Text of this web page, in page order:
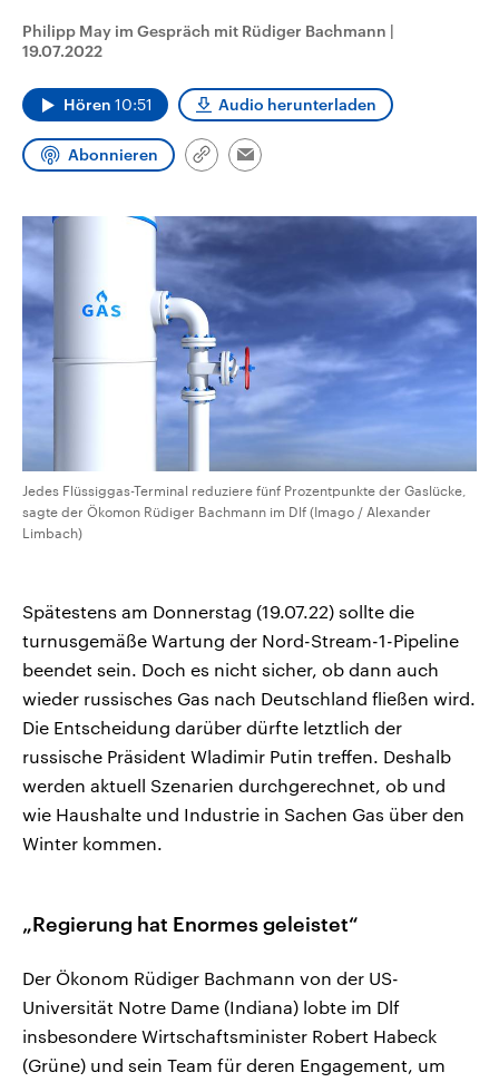
Philipp May im Gespräch mit Rüdiger Bachmann |
19.07.2022
Hören 10:51 Audio herunterladen
Abonnieren
Link
Email
Jedes Flüssiggas-Terminal reduziere fünf Prozentpunkte der Gaslücke,
sagte der Ökomon Rüdiger Bachmann im Dlf (Imago / Alexander
Limbach)
Spätestens am Donnerstag (19.07.22) sollte die
turnusgemäße Wartung der Nord-Stream-1-Pipeline
beendet sein. Doch es nicht sicher, ob dann auch
wieder russisches Gas nach Deutschland fließen wird.
Die Entscheidung darüber dürfte letztlich der
russische Präsident Wladimir Putin treffen. Deshalb
werden aktuell Szenarien durchgerechnet, ob und
wie Haushalte und Industrie in Sachen Gas über den
Winter kommen.
„Regierung hat Enormes geleistet“
Der Ökonom Rüdiger Bachmann von der US-
Universität Notre Dame (Indiana) lobte im Dlf
insbesondere Wirtschaftsminister Robert Habeck
(Grüne) und sein Team für deren Engagement, um